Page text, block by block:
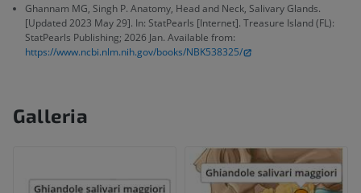
Ghannam MG, Singh P. Anatomy, Head and Neck, Salivary Glands.
[Updated 2023 May 29]. In: StatPearls [Internet]. Treasure Island (FL):
StatPearls Publishing; 2026 Jan. Available from:
https://www.ncbi.nlm.nih.gov/books/NBK538325/
Galleria